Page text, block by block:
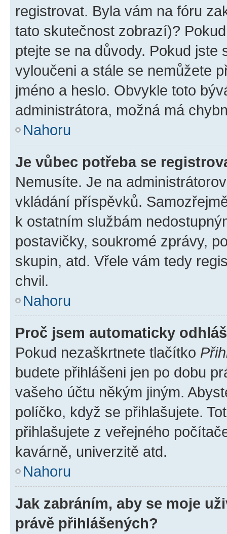
registrovat. Byla vám na fóru
tato skutečnost zobrazí)?
ptejte se na důvody. Pokud jste
vyloučeni a stále se nemůžete
jméno a heslo. Obvykle toto
administrátora, možná má
Nahoru
Je vůbec potřeba se
Nemusíte. Je na
vkládání příspěvků.
k ostatním službám
postavičky, soukromé zprávy,
skupin, atd. Vřele vám tedy
chvil.
Nahoru
Proč jsem automaticky
Pokud nezaškrtnete tlačítko
budete přihlášeni jen po dobu
vašeho účtu někým jiným.
políčko, když se přihlašujete.
přihlašujete z veřejného
kavárně, univerzitě atd.
Nahoru
Jak zabráním, aby se moje
právě přihlášených?